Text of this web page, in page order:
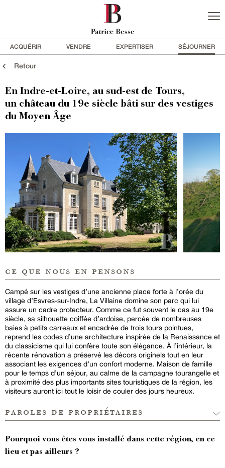
ACQUÉRIR VENDRE EXPERTISER SÉJOURNER
Retour
En Indre-et-Loire, au sud-est de Tours,
un château du 19e siècle bâti sur des vestiges
du Moyen Âge
ce que nous en pensons
Campé sur les vestiges d’une ancienne place forte à l’orée du
village d’Esvres-sur-Indre, La Villaine domine son parc qui lui
assure un cadre protecteur. Comme ce fut souvent le cas au 19e
siècle, sa silhouette coiffée d’ardoise, percée de nombreuses
baies à petits carreaux et encadrée de trois tours pointues,
reprend les codes d’une architecture inspirée de la Renaissance et
du classicisme qui lui confère toute son élégance. À l’intérieur, la
récente rénovation a préservé les décors originels tout en leur
associant les exigences d’un confort moderne. Maison de famille
pour le temps d’un séjour, au calme de la campagne tourangelle et
à proximité des plus importants sites touristiques de la région, les
visiteurs auront ici tout le loisir de couler des jours heureux.
paroles de propriétaires
Pourquoi vous êtes vous installé dans cette région, en ce
lieu et pas ailleurs ?